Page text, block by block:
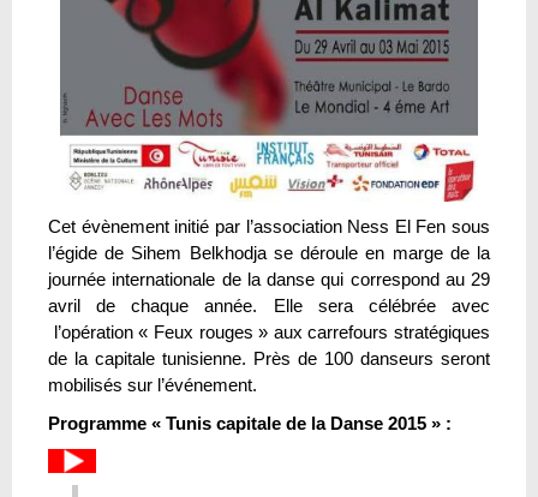
Cet évènement initié par l’association Ness El Fen sous
l’égide de Sihem Belkhodja se déroule en marge de la
journée internationale de la danse qui correspond au 29
avril de chaque année. Elle sera célébrée avec
l’opération « Feux rouges » aux carrefours stratégiques
de la capitale tunisienne. Près de 100 danseurs seront
mobilisés sur l’événement.
Programme « Tunis capitale de la Danse 2015 » :